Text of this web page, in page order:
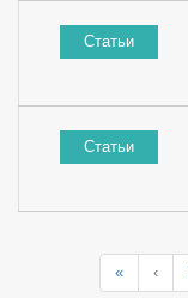
Статьи
Статьи
« ‹